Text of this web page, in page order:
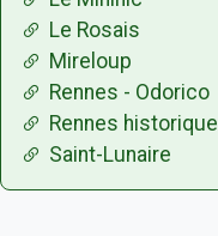
Le Rosais
Mireloup
Rennes - Odorico
Rennes historique
Saint-Lunaire